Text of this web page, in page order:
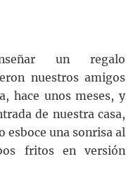
un regalo
nuestros amigos
hace unos meses, y
de nuestra casa,
esboce una sonrisa al
fritos en versión